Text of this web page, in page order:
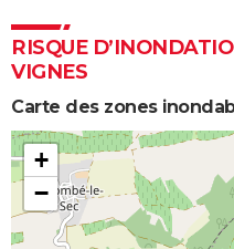
RISQUE
VIGNES
Carte des zones
+
−